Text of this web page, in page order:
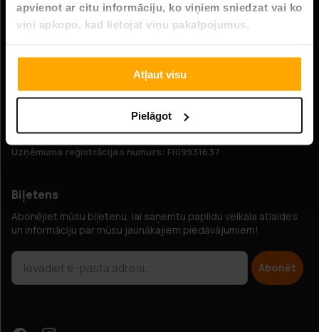
apvienot ar citu informāciju, ko viņiem sniedzat vai ko
viņi apkopo, kad lietojat viņu pakalpojumus.
Atļaut visu
Pielāgot
Sazinieties ar mums
Tiešsaistes klientu apkalpošana:
Elimäenkatu 15, 00510 Helsinki, Somija
Uzņēmuma reģistrācijas numurs: FI09931637
Biļetens
Abonējiet mūsu biļetenu, lai saņemtu papildu veikala atlaides
un informāciju par mūsu jaunākajiem piedāvājumiem!
Abonēt